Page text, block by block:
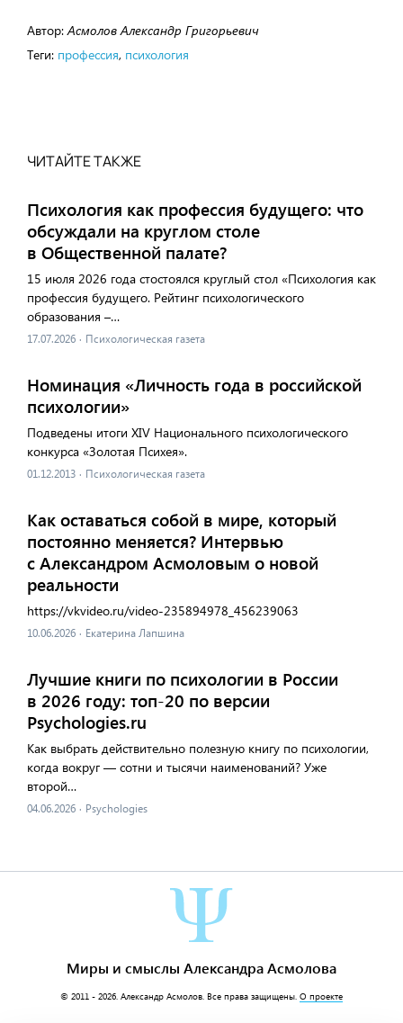
Автор: Асмолов Александр Григорьевич
Теги: профессия, психология
ЧИТАЙТЕ ТАКЖЕ
Психология как профессия будущего: что
обсуждали на круглом столе
в Общественной палате?
15 июля 2026 года стостоялся круглый стол «Психология как
профессия будущего. Рейтинг психологического
образования –…
17.07.2026 · Психологическая газета
Номинация «Личность года в российской
психологии»
Подведены итоги XIV Национального психологического
конкурса «Золотая Психея».
01.12.2013 · Психологическая газета
Как оставаться собой в мире, который
постоянно меняется? Интервью
с Александром Асмоловым о новой
реальности
https://vkvideo.ru/video-235894978_456239063
10.06.2026 · Екатерина Лапшина
Лучшие книги по психологии в России
в 2026 году: топ-20 по версии
Psychologies.ru
Как выбрать действительно полезную книгу по психологии,
когда вокруг — сотни и тысячи наименований? Уже
второй…
04.06.2026 · Psychologies
Миры и смыслы Александра Асмолова
© 2011 - 2026. Александр Асмолов . Все права защищены. О проекте